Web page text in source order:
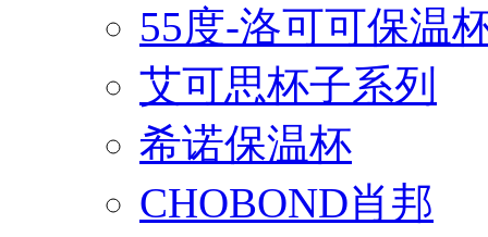
55度-洛可可保温
艾可思杯子系列
希诺保温杯
CHOBOND肖邦